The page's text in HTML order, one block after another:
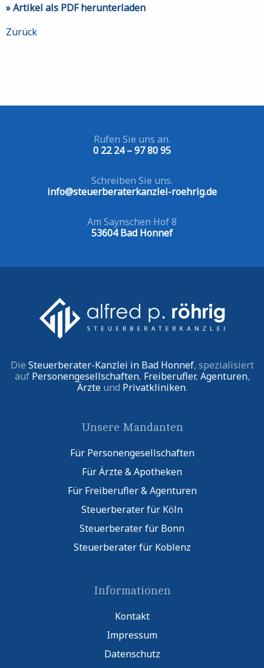
» Artikel als PDF herunterladen
Zurück
Rufen Sie uns an.
0 22 24 – 97 80 95
Schreiben Sie uns.
info@steuerberaterkanzlei-roehrig.de
Am Saynschen Hof 8
53604 Bad Honnef
Die Steuerberater-Kanzlei in Bad Honnef, spezialisiert
auf Personengesellschaften, Freiberufler, Agenturen,
Ärzteund Privatkliniken.
Unsere Mandanten
Für Personengesellschaften
Für Ärzte & Apotheken
Für Freiberufler & Agenturen
Steuerberater für Köln
Steuerberater für Bonn
Steuerberater für Koblenz
Informationen
Kontakt
Impressum
Datenschutz